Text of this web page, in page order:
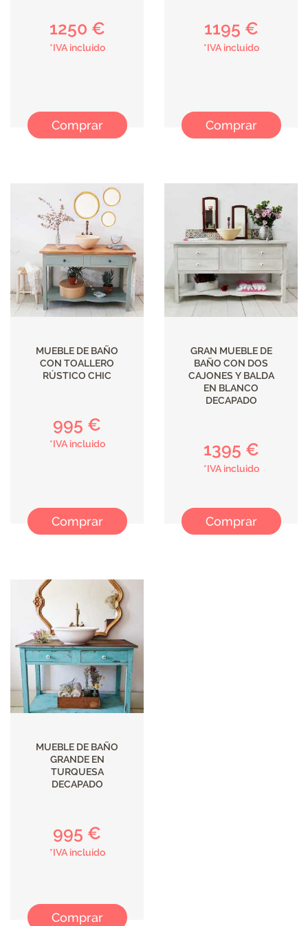
1250 €
*IVA incluido
Comprar
1195 €
*IVA incluido
Comprar
MUEBLE DE BAÑO
CON TOALLERO
RÚSTICO CHIC
995 €
*IVA incluido
Comprar
GRAN MUEBLE DE
BAÑO CON DOS
CAJONES Y BALDA
EN BLANCO
DECAPADO
1395 €
*IVA incluido
Comprar
MUEBLE DE BAÑO
GRANDE EN
TURQUESA
DECAPADO
995 €
*IVA incluido
Comprar